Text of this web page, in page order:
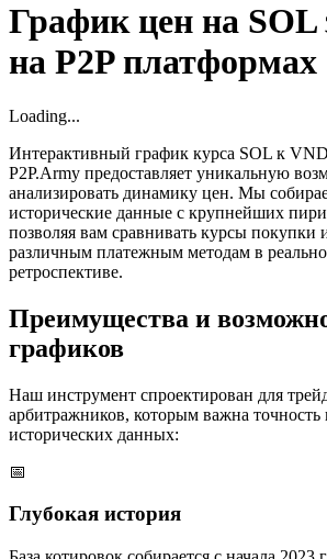
График цен на SOL
на P2P платформах
Loading...
Интерактивный график курса SOL к
P2P.Army предоставляет уникальную
анализировать динамику цен. Мы
исторические данные с крупнейших
позволяя вам сравнивать курсы покупки
различным платежным методам в
ретроспективе.
Преимущества и
графиков
Наш инструмент спроектирован для
арбитражников, которым важна точность
исторических данных:
📅
Глубокая история